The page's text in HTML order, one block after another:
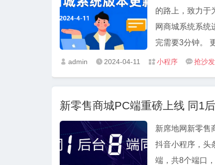
的路上，致力于
网商城系统系统
 admin  2024-04-11  小程序  抢沙发
新零售商城PC端重磅上线 同1
新席地网新零售
抖音小程序，头
端，共8个端口